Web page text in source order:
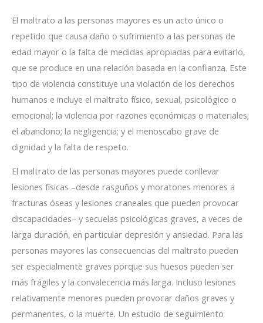
El maltrato a las personas mayores es un acto único o
repetido que causa daño o sufrimiento a las personas de
edad mayor o la falta de medidas apropiadas para evitarlo,
que se produce en una relación basada en la confianza. Este
tipo de violencia constituye una violación de los derechos
humanos e incluye el maltrato físico, sexual, psicológico o
emocional; la violencia por razones económicas o materiales;
el abandono; la negligencia; y el menoscabo grave de
dignidad y la falta de respeto.
El maltrato de las personas mayores puede conllevar
lesiones físicas –desde rasguños y moratones menores a
fracturas óseas y lesiones craneales que pueden provocar
discapacidades– y secuelas psicológicas graves, a veces de
larga duración, en particular depresión y ansiedad. Para las
personas mayores las consecuencias del maltrato pueden
ser especialmente graves porque sus huesos pueden ser
más frágiles y la convalecencia más larga. Incluso lesiones
relativamente menores pueden provocar daños graves y
permanentes, o la muerte. Un estudio de seguimiento